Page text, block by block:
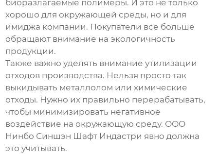
биоразлагаемые полимеры. И это не только
хорошо для окружающей среды, но и для
имиджа компании. Покупатели все больше
обращают внимание на экологичность
продукции.
Также важно уделять внимание утилизации
отходов производства. Нельзя просто так
выкидывать металлолом или химические
отходы. Нужно их правильно перерабатывать,
чтобы минимизировать негативное
воздействие на окружающую среду. ООО
Нинбо Синшэн Шафт Индастри явно должна
это учитывать.